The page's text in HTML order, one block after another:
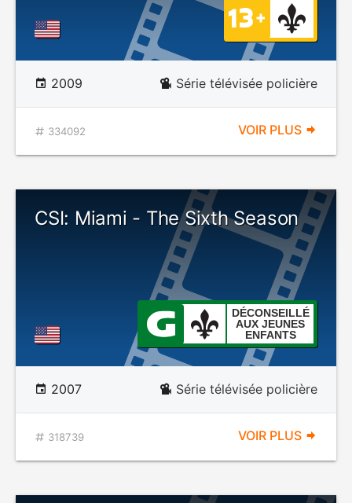
2009 Série télévisée policière
334092 VOIR PLUS
CSI: Miami - The Sixth Season
DÉCONSEILLÉ
AUX JEUNES
ENFANTS
2007 Série télévisée policière
318739 VOIR PLUS